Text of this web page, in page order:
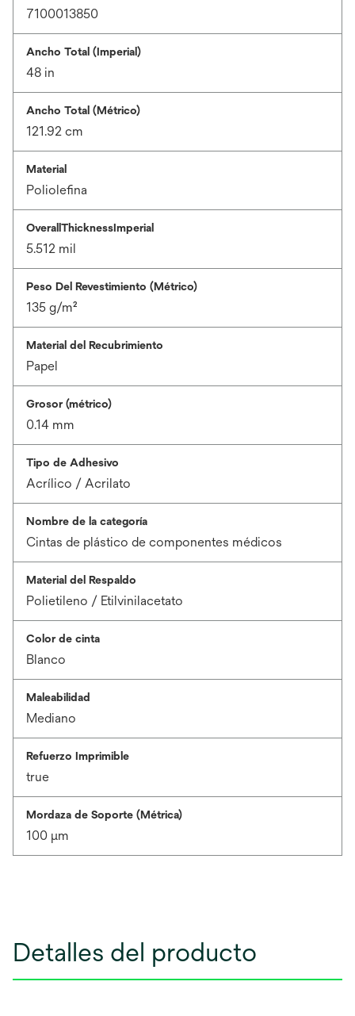
7100013850
Ancho Total (Imperial)
48 in
Ancho Total (Métrico)
121.92 cm
Material
Poliolefina
OverallThicknessImperial
5.512 mil
Peso Del Revestimiento (Métrico)
135 g/m²
Material del Recubrimiento
Papel
Grosor (métrico)
0.14 mm
Tipo de Adhesivo
Acrílico / Acrilato
Nombre de la categoría
Cintas de plástico de componentes médicos
Material del Respaldo
Polietileno / Etilvinilacetato
Color de cinta
Blanco
Maleabilidad
Mediano
Refuerzo Imprimible
true
Mordaza de Soporte (Métrica)
100 μm
Detalles del producto